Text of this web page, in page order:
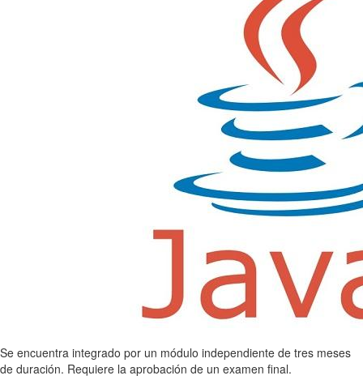
Se encuentra integrado por un módulo independiente de tres meses
de duración. Requiere la aprobación de un examen final.